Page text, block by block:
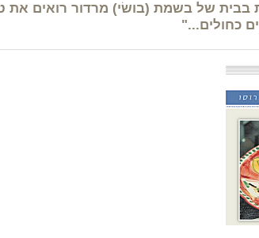
של בשמת (בושׂי) מרדור רואים את
כחולים..."